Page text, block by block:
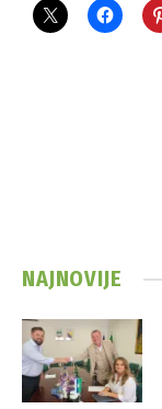
NAJNOVIJE